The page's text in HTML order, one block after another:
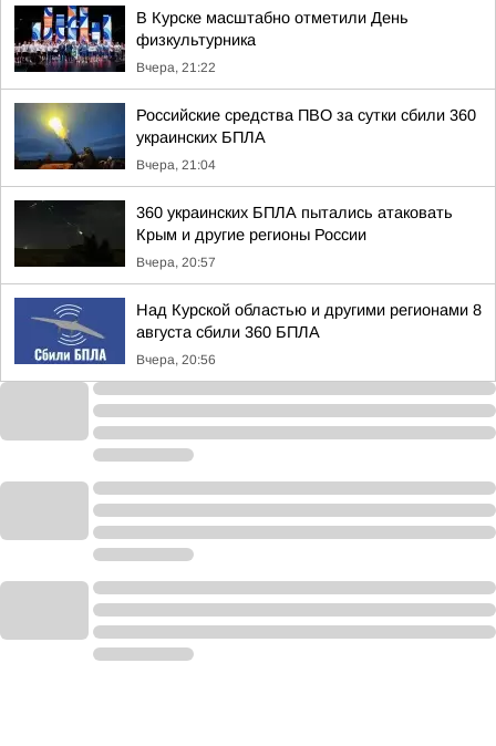
В Курске масштабно отметили День
физкультурника
Вчера, 21:22
Российские средства ПВО за сутки сбили 360
украинских БПЛА
Вчера, 21:04
360 украинских БПЛА пытались атаковать
Крым и другие регионы России
Вчера, 20:57
Над Курской областью и другими регионами 8
августа сбили 360 БПЛА
Вчера, 20:56